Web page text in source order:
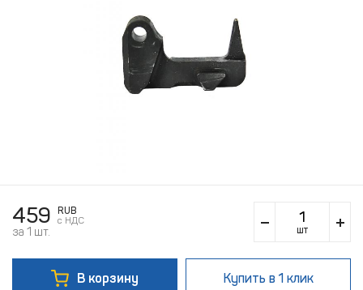
459
RUB
c НДС
за 1 шт. шт
В корзину Купить в 1 клик